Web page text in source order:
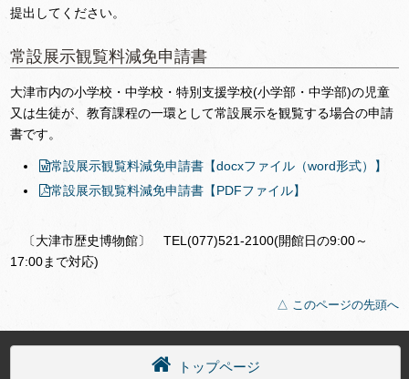
提出してください。
常設展示観覧料減免申請書
大津市内の小学校・中学校・特別支援学校(小学部・中学部)の児童
又は生徒が、教育課程の一環として常設展示を観覧する場合の申請
書です。
常設展示観覧料減免申請書 【docxファイル（word形式）】
常設展示観覧料減免申請書 【PDFファイル】
〔大津市歴史博物館〕 TEL(077)521-2100(開館日の9:00～
17:00まで対応)
△ このページの先頭へ
トップページ